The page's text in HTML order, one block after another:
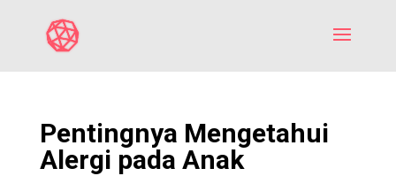
Pentingnya Mengetahui
Alergi pada Anak